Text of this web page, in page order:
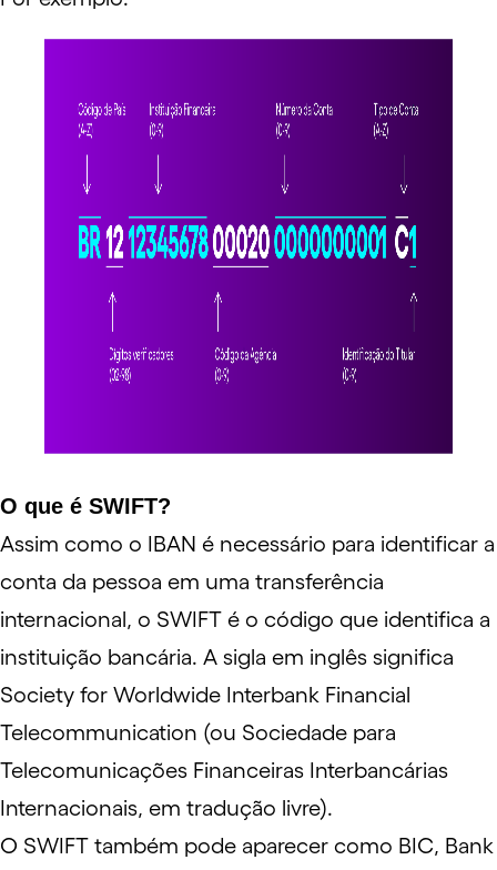
O que é SWIFT?
Assim como o IBAN é necessário para identificar a
conta da pessoa em uma transferência
internacional, o SWIFT é o código que identifica a
instituição bancária. A sigla em inglês significa
Society for Worldwide Interbank Financial
Telecommunication (ou Sociedade para
Telecomunicações Financeiras Interbancárias
Internacionais, em tradução livre).
O SWIFT também pode aparecer como BIC, Bank